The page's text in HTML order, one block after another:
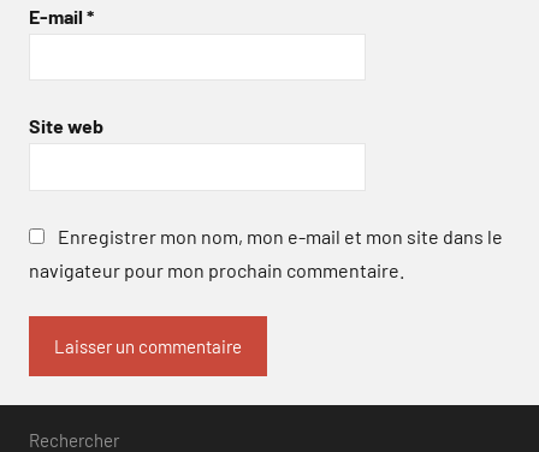
E-mail *
Site web
Enregistrer mon nom, mon e-mail et mon site dans le
navigateur pour mon prochain commentaire.
Rechercher